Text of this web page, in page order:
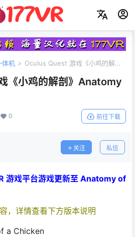
机 > Oculus Quest 游戏《小鸡的解
《小鸡的解剖》Anatomy
0 前往下载
关注 私信
游戏平台游戏更新至 Anatomy of
，详情查看下方版本说明
a Chicken